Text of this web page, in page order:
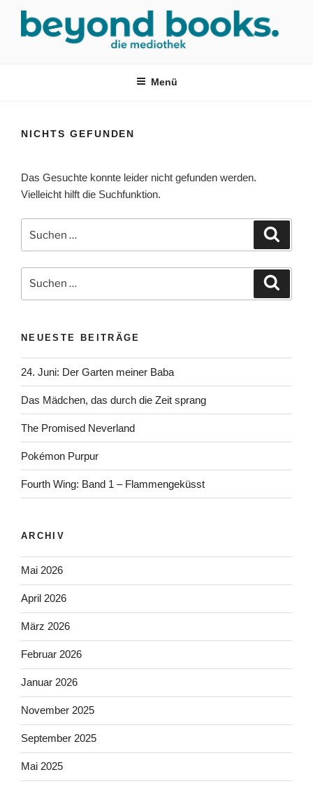
springen
Menü
NICHTS GEFUNDEN
Das Gesuchte konnte leider nicht gefunden werden.
Vielleicht hilft die Suchfunktion.
nach:
nach:
NEUESTE BEITRÄGE
24. Juni: Der Garten meiner Baba
Das Mädchen, das durch die Zeit sprang
The Promised Neverland
Pokémon Purpur
Fourth Wing: Band 1 – Flammengeküsst
ARCHIV
Mai 2026
April 2026
März 2026
Februar 2026
Januar 2026
November 2025
September 2025
Mai 2025